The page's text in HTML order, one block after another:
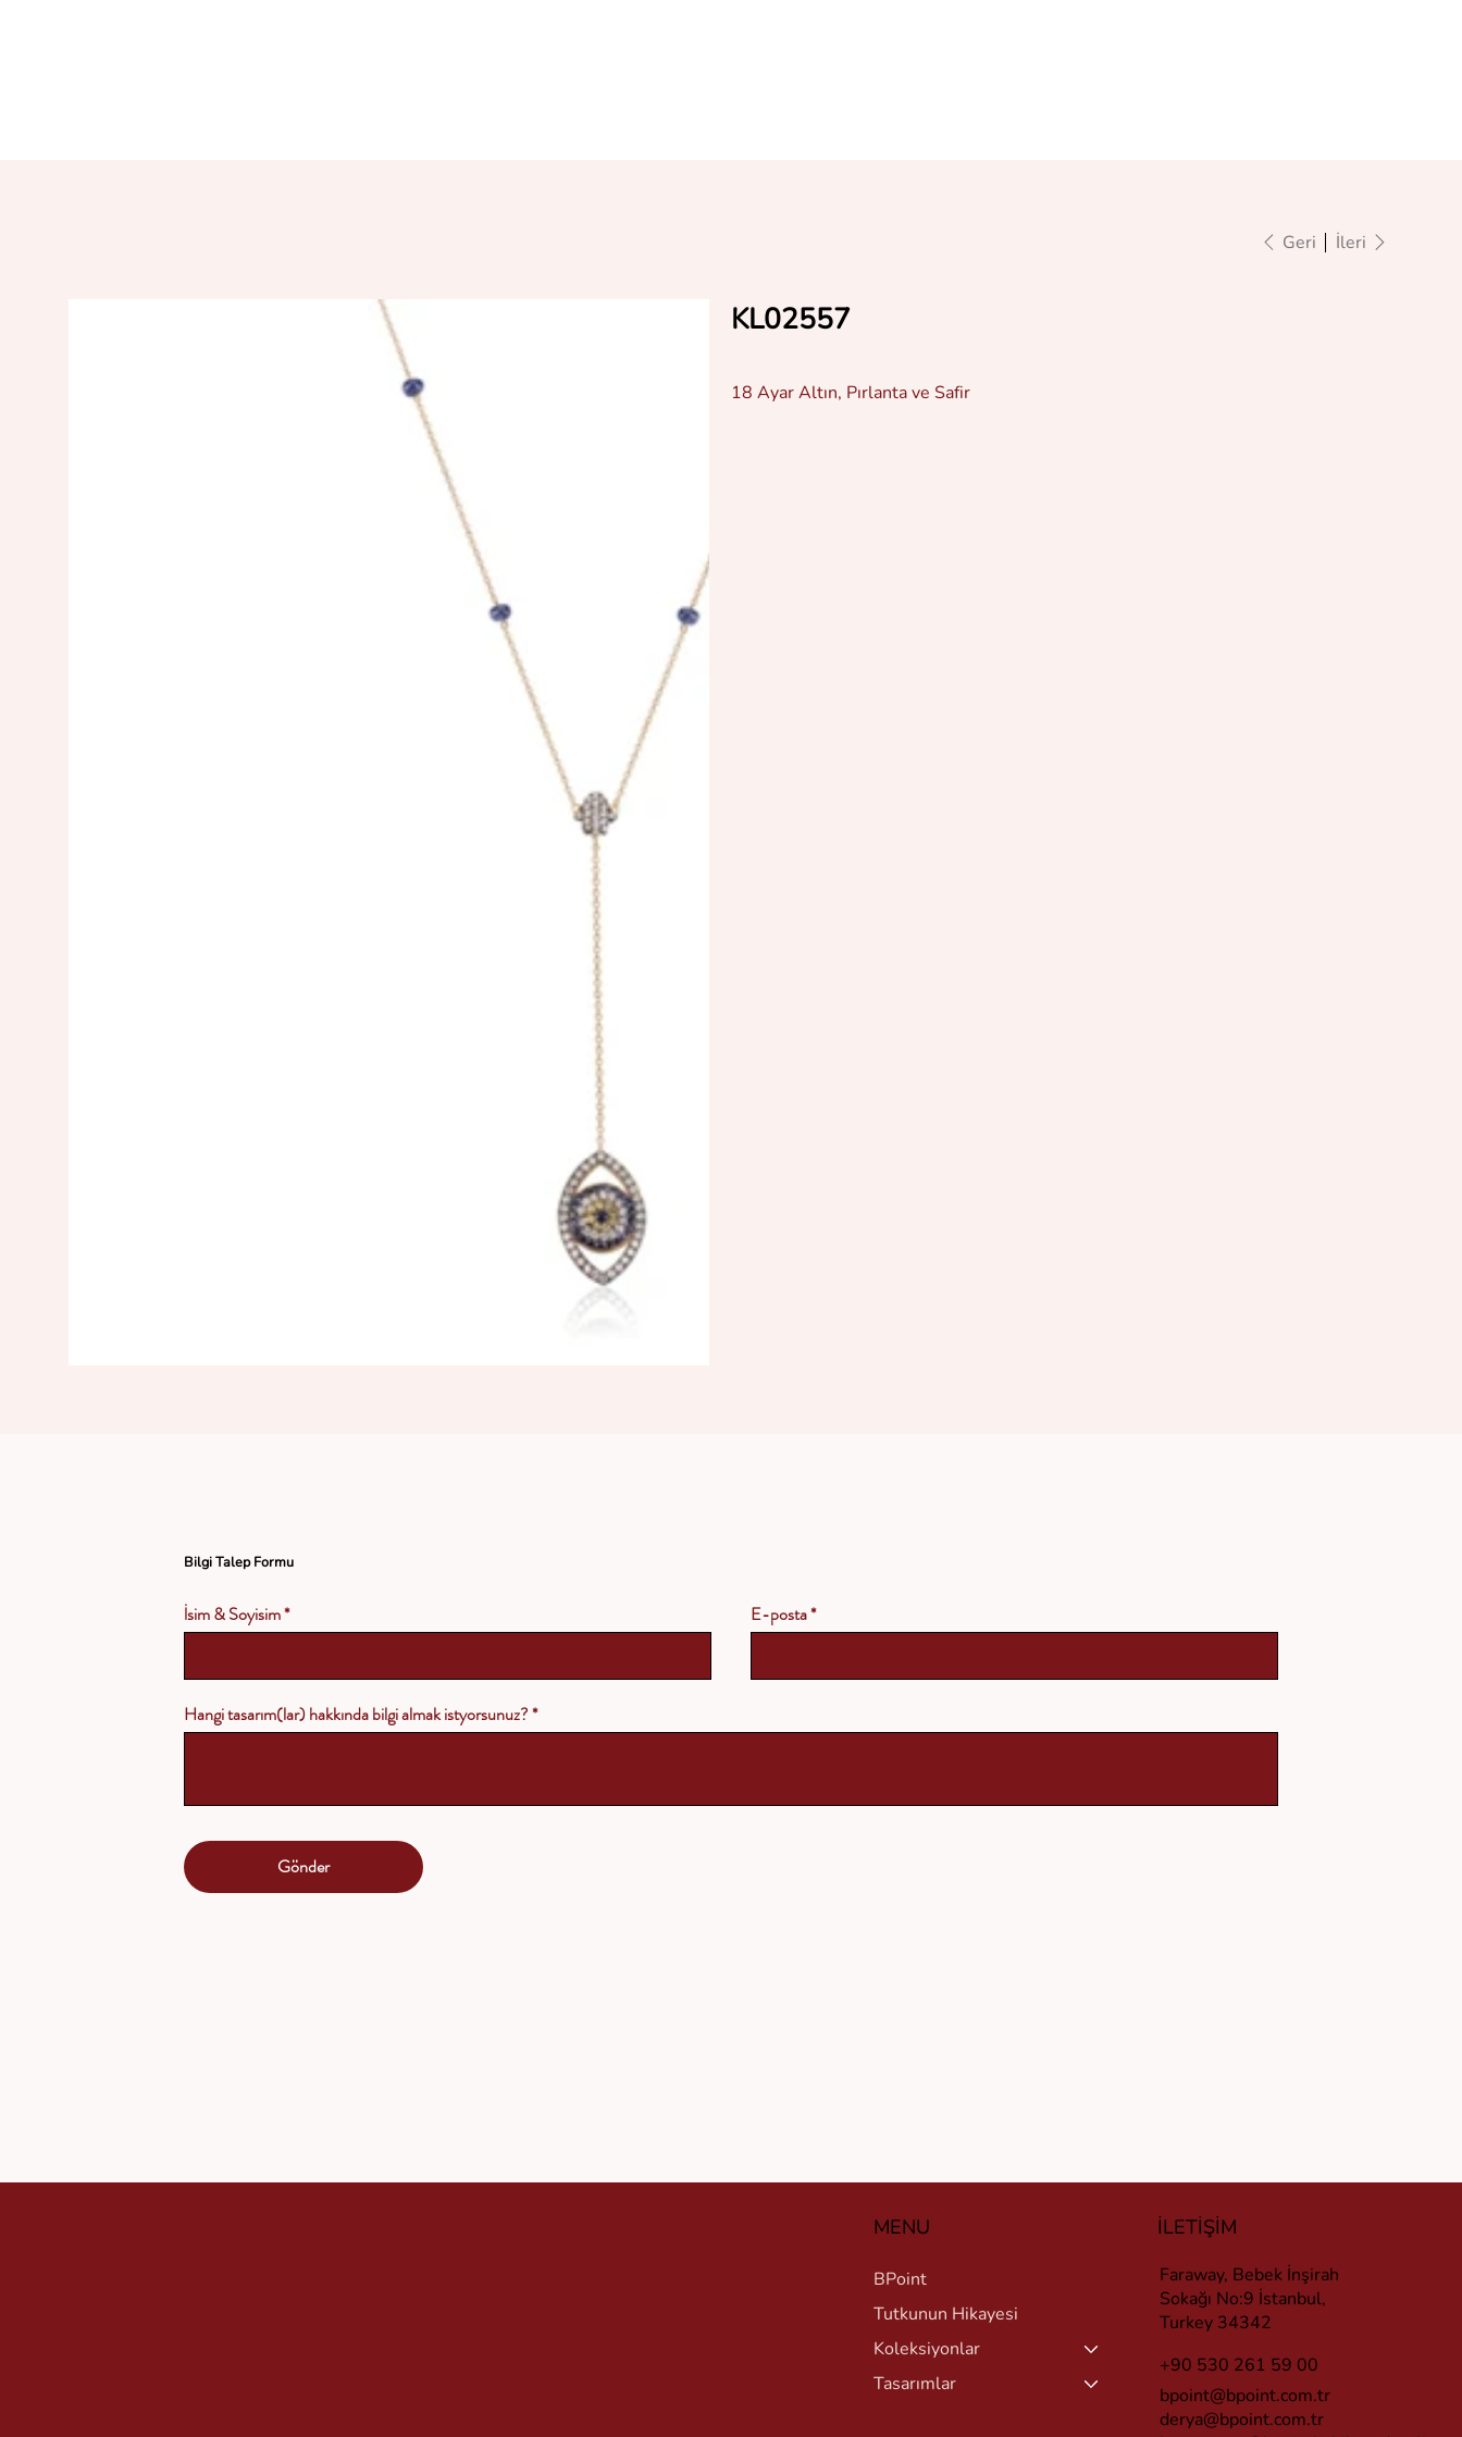
Geri İleri
KL02557
18 Ayar Altın, Pırlanta ve Safir
Bilgi Talep Formu
İsim & Soyisim E-posta
Hangi tasarım(lar) hakkında bilgi almak istyorsunuz?
Gönder
MENU
BPoint
Tutkunun Hikayesi
Koleksiyonlar
Tasarımlar
İLETİŞİM
Faraway, Bebek İnşirah
Sokağı No:9 İstanbul,
Turkey 34342
+90 530 261 59 00
bpoint@bpoint.com.tr
derya@bpoint.com.tr